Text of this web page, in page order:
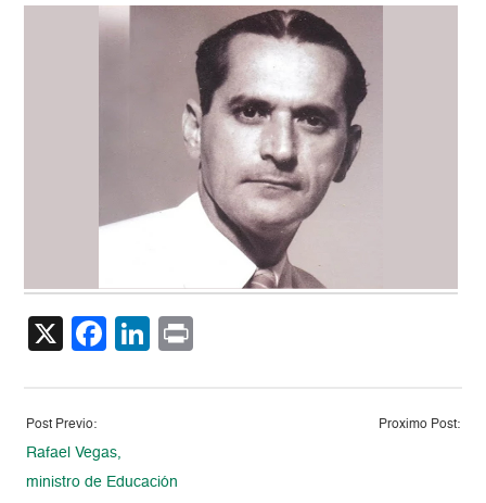
X Facebook
LinkedIn
Post Previo:
Rafael Vegas,
ministro de Educación
Proximo Post: